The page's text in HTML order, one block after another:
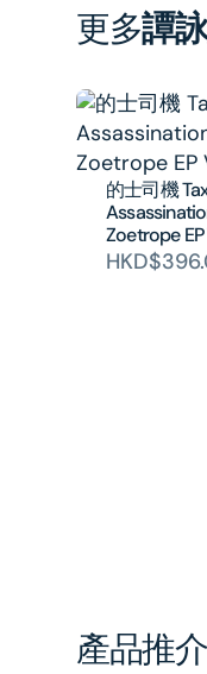
更多譚
的士司機
Zoetrope
產品推介